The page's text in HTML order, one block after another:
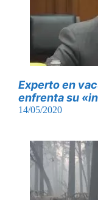
Experto en
enfrenta su
14/05/2020